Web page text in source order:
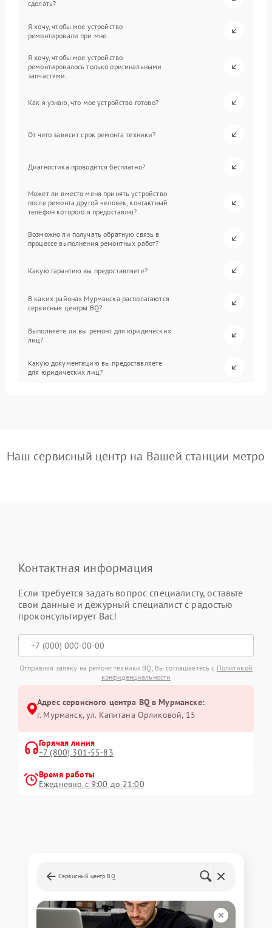
сделать?
Я хочу, чтобы мое устройство
ремонтировали при мне.
Я хочу, чтобы мое устройство
ремонтировалось только оригинальными
запчастями.
Как я узнаю, что мое устройство готово?
От чего зависит срок ремонта техники?
Диагностика проводится бесплатно?
Может ли вместо меня принять устройство
после ремонта другой человек, контактный
телефон которого я предоставлю?
Возможно ли получать обратную связь в
процессе выполнения ремонтных работ?
Какую гарантию вы предоставляете?
В каких районах Мурманска располагаются
сервисные центры BQ?
Выполняете ли вы ремонт для юридических
лиц?
Какую документацию вы предоставляете
для юридических лиц?
Наш сервисный центр на Вашей станции метро
Контактная информация
Если требуется задать вопрос специалисту, оставьте
свои данные и дежурный специалист с радостью
проконсультирует Вас!
Отправляя заявку на ремонт техники BQ, Вы соглашаетесь с Политикой
конфиденциальности
Адрес сервисного центра BQ в Мурманске:
г. Мурманск, ул. Капитана Орликовой, 15
Горячая линия
+7 (800) 301-55-83
Время работы
Ежедневно с 9:00 до 21:00
Сервисный центр BQ